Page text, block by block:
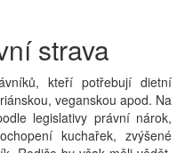
strava
kteří potřebují dietní
veganskou apod. Na
legislativy právní nárok,
kuchařek, zvýšené